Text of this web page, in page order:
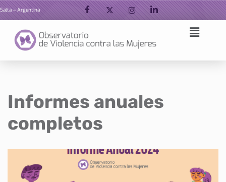
contenido
Salta – Argentina
Informes anuales
completos